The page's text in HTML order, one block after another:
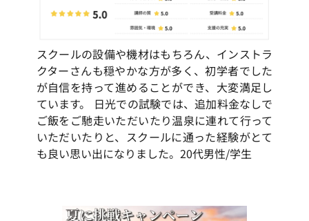
スクールの設備や機材はもちろん、インストラ
クターさんも穏やかな方が多く、初学者でした
が自信を持って進めることができ、大変満足し
ています。 日光での試験では、追加料金なしで
ご飯をご馳走いただいたり温泉に連れて行って
いただいたりと、スクールに通った経験がとて
も良い思い出になりました。20代男性/学生